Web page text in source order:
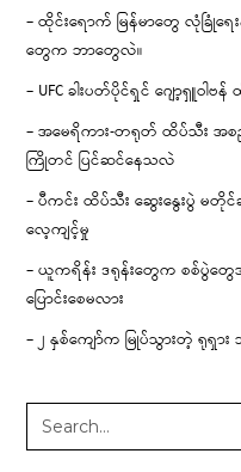
– ထိုင်းရောက် မြန်မာတွေ လုံခ
တွေက ဘာတွေလဲ။
– UFC ခါးပတ်ပိုင်ရှင် ဂျော့ရှူဝါ
– အမေရိကား-တရုတ် ထိပ်သီး အစ
ကြိုတင် ပြင်ဆင်နေသလဲ
– ပီကင်း ထိပ်သီး ဆွေးနွေးပွဲ မတို
လေ့ကျင့်မှု
– ယူကရိန်း ဒရုန်းတွေက စစ်ပွဲ
ပြောင်းစေမလား
– ၂ နှစ်ကျော်က မြုပ်သွားတဲ့ ရုရှာ